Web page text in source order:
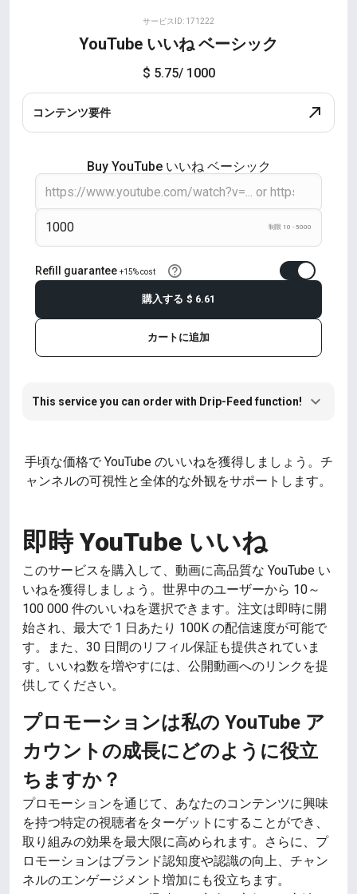
サービスID: 171222
YouTube いいね ベーシック
$ 5.75/ 1000
コンテンツ要件
Buy YouTube いいね ベーシック
制限 10 - 5000
Refill guarantee +15% cost
カートに追加
購入する $ 6.61
This service you can order with Drip-Feed function!
手頃な価格で YouTube のいいねを獲得しましょう。チ
ャンネルの可視性と全体的な外観をサポートします。
即時 YouTube いいね
このサービスを購入して、動画に高品質な YouTube い
いねを獲得しましょう。世界中のユーザーから 10～
100 000 件のいいねを選択できます。注文は即時に開
始され、最大で 1 日あたり 100K の配信速度が可能で
す。また、30 日間のリフィル保証も提供されていま
す。いいね数を増やすには、公開動画へのリンクを提
供してください。
プロモーションは私の YouTube ア
カウントの成長にどのように役立
ちますか？
プロモーションを通じて、あなたのコンテンツに興味
を持つ特定の視聴者をターゲットにすることができ、
取り組みの効果を最大限に高められます。さらに、プ
ロモーションはブランド認知度や認識の向上、チャン
ネルのエンゲージメント増加にも役立ちます。